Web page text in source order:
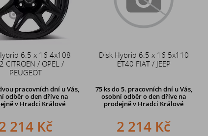
6.5 x 16 4x108
CITROEN / OPEL /
PEUGEOT
pracovních dní u Vás,
odběr o den dřívena
v Hradci Králové
214 Kč
Disk Hybrid 6.5 x 16 5x110
ET40 FIAT / JEEP
75 ks do 5. pracovních dní u Vás,
osobní odběr o den dříve na
prodejněv Hradci Králové
2 214 Kč